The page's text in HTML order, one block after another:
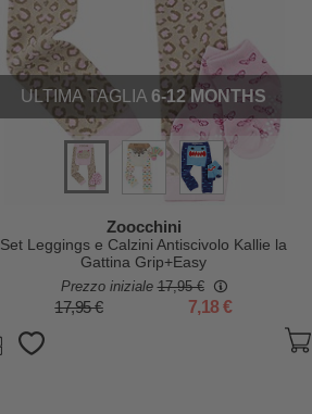
ULTIMA TAGLIA 6-12 MONTHS
Zoocchini
Set Leggings e Calzini Antiscivolo Kallie la
Gattina Grip+Easy
Prezzo iniziale17,95 €
17,95 € 7,18 €